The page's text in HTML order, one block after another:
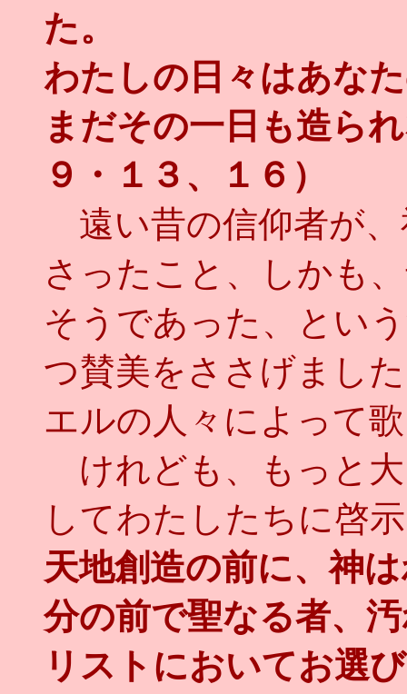
た。
わたしの日々はあな
まだその一日も造ら
９・１３、１６）
遠い昔の信仰者が
さったこと、しかも
そうであった、とい
つ賛美をささげまし
エルの人々によって
けれども、もっと
してわたしたちに啓
天地創造の前に、神
分の前で聖なる者、
リストにおいてお選